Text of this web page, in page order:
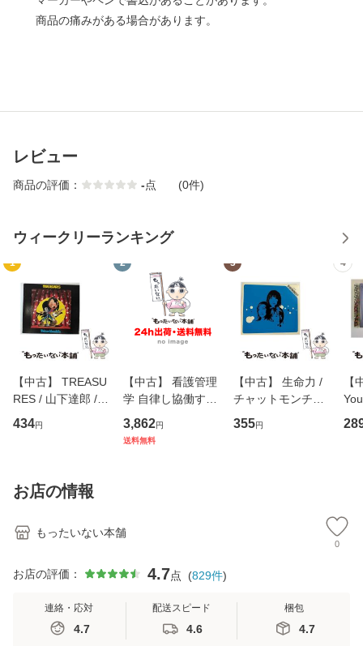
商品の痛みがある場合があります。
レビュー
商品の評価： -点 (0件)
ウィークリーランキング
1
【中古】 TREASU
RES / 山下達郎 /
イーストウエス
ト・ジャパン [CD]
434円
2
【中古】 看護管理
学 自律し協働する
専門職の看護マネ
ジメントスキル 改
3,862円
送料無料
3
【中古】 生命力 /
チャットモンチー /
キューンレコード
[CD]【メール便送
355円
4
【
のが
お店の情報
もったいない本舗
0
お店の評価： 4.7点 (829件)
連絡・応対
4.7
配送スピード
4.6
梱包
4.7